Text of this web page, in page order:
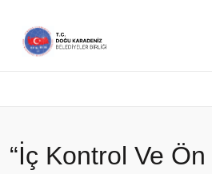
“İç Kontrol Ve